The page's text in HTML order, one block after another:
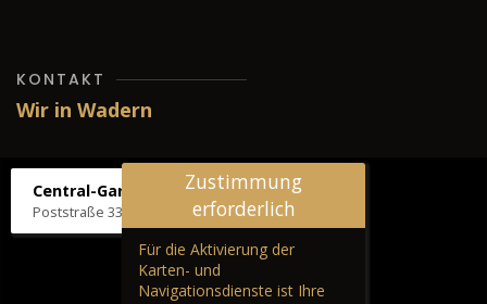
KONTAKT
Wir in Wadern
Central-Garage H. Wilhelm
Poststraße 33, 66687 Wadern
Zustimmung
erforderlich
Für die Aktivierung der
Karten- und
Navigationsdienste ist Ihre